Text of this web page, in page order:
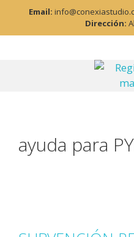
Email:
Dirección:
ayuda para